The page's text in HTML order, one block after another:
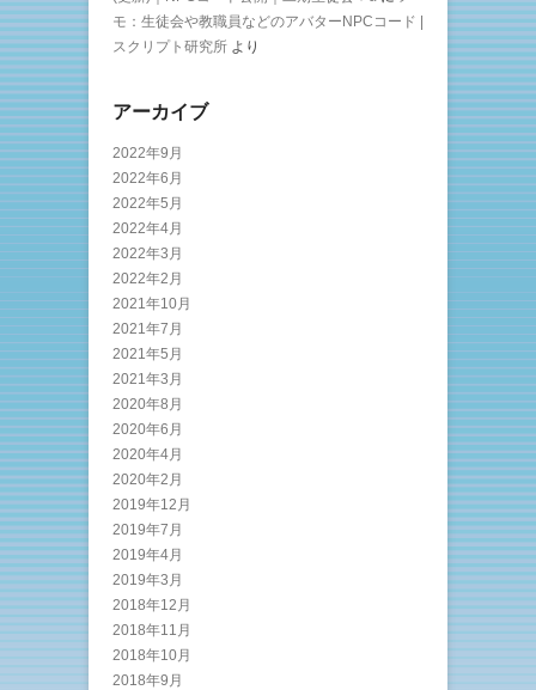
モ：生徒会や教職員などのアバターNPCコード |
スクリプト研究所 より
アーカイブ
2022年9月
2022年6月
2022年5月
2022年4月
2022年3月
2022年2月
2021年10月
2021年7月
2021年5月
2021年3月
2020年8月
2020年6月
2020年4月
2020年2月
2019年12月
2019年7月
2019年4月
2019年3月
2018年12月
2018年11月
2018年10月
2018年9月